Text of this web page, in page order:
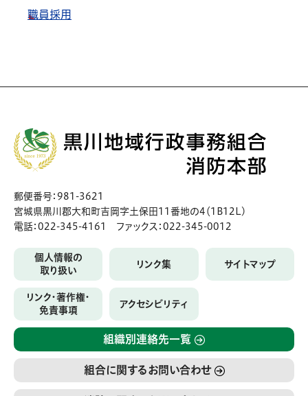
職員採用
郵便番号：981-3621
宮城県黒川郡大和町吉岡字土保田11番地の4（1B12L)
電話：022-345-4161 ファックス：022-345-0012
個人情報の
取り扱い
リンク集 サイトマップ
リンク・著作権・
免責事項
アクセシビリティ
組織別連絡先一覧
組合に関するお問い合わせ